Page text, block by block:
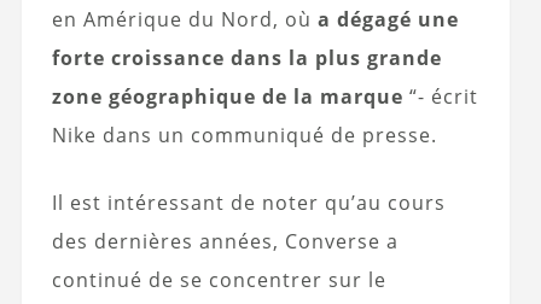
en Amérique du Nord, où a dégagé une
forte croissance dans la plus grande
zone géographique de la marque “- écrit
Nike dans un communiqué de presse.
Il est intéressant de noter qu’au cours
des dernières années, Converse a
continué de se concentrer sur le